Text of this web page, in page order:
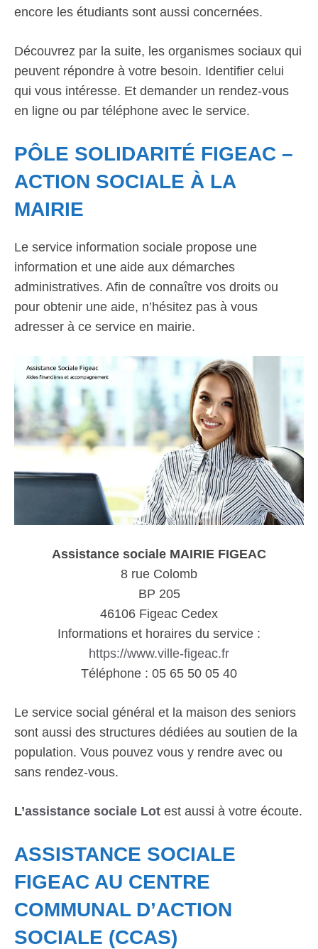
encore les étudiants sont aussi concernées.
Découvrez par la suite, les organismes sociaux qui
peuvent répondre à votre besoin. Identifier celui
qui vous intéresse. Et demander un rendez-vous
en ligne ou par téléphone avec le service.
PÔLE SOLIDARITÉ FIGEAC –
ACTION SOCIALE À LA
MAIRIE
Le service information sociale propose une
information et une aide aux démarches
administratives. Afin de connaître vos droits ou
pour obtenir une aide, n’hésitez pas à vous
adresser à ce service en mairie.
Assistance sociale MAIRIE FIGEAC
8 rue Colomb
BP 205
46106 Figeac Cedex
Informations et horaires du service :
https://www.ville-figeac.fr
Téléphone : 05 65 50 05 40
Le service social général et la maison des seniors
sont aussi des structures dédiées au soutien de la
population. Vous pouvez vous y rendre avec ou
sans rendez-vous.
L’assistance sociale Lot est aussi à votre écoute.
ASSISTANCE SOCIALE
FIGEAC AU CENTRE
COMMUNAL D’ACTION
SOCIALE (CCAS)